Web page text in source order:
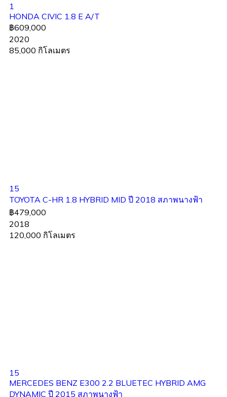
1
HONDA CIVIC 1.8 E A/T
฿609,000
2020
85,000 กิโลเมตร
15
TOYOTA C-HR 1.8 HYBRID MID ปี 2018 สภาพนางฟ้า
฿479,000
2018
120,000 กิโลเมตร
15
MERCEDES BENZ E300 2.2 BLUETEC HYBRID AMG
DYNAMIC ปี 2015 สภาพนางฟ้า